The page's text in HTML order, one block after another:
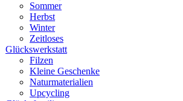
Sommer
Herbst
Winter
Zeitloses
Glückswerkstatt
Filzen
Kleine Geschenke
Naturmaterialien
Upcycling